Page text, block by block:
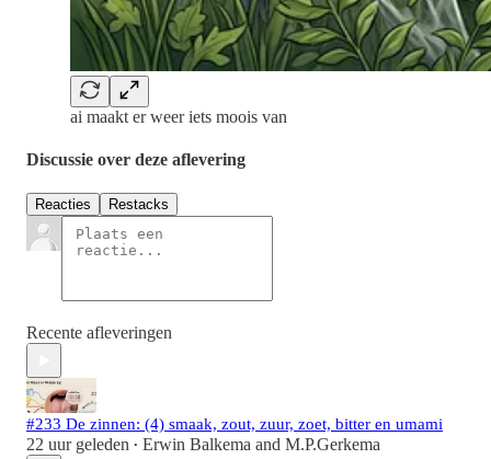
ai maakt er weer iets moois van
Discussie over deze aflevering
Reacties Restacks
Recente afleveringen
#233 De zinnen: (4) smaak, zout, zuur, zoet, bitter en umami
22 uur geleden • Erwin Balkema and M.P.Gerkema